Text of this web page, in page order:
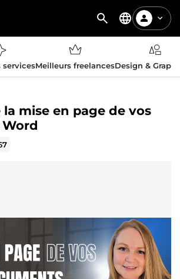
servicesMeilleurs freelancesDesign &
la mise en page de vos